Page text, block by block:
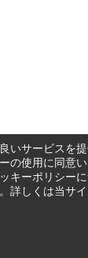
いサービスを
の使用に同意
キーポリシー
詳しくは当サ